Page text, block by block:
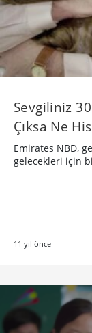
Sevgiliniz
Çıksa Ne
Emirates NBD,
gelecekleri için
11 yıl önce